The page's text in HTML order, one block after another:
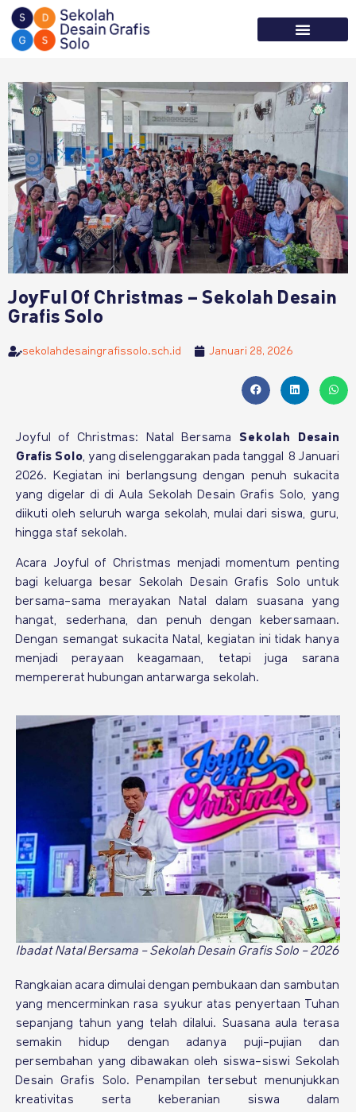
JoyFul Of Christmas – Sekolah Desain
Grafis Solo
sekolahdesaingrafissolo.sch.id Januari 28, 2026
Joyful of Christmas: Natal Bersama Sekolah Desain
Grafis Solo, yang diselenggarakan pada tanggal 8 Januari
2026. Kegiatan ini berlangsung dengan penuh sukacita
yang digelar di di Aula Sekolah Desain Grafis Solo, yang
diikuti oleh seluruh warga sekolah, mulai dari siswa, guru,
hingga staf sekolah.
Acara Joyful of Christmas menjadi momentum penting
bagi keluarga besar Sekolah Desain Grafis Solo untuk
bersama-sama merayakan Natal dalam suasana yang
hangat, sederhana, dan penuh dengan kebersamaan.
Dengan semangat sukacita Natal, kegiatan ini tidak hanya
menjadi perayaan keagamaan, tetapi juga sarana
mempererat hubungan antarwarga sekolah.
Ibadat Natal Bersama - Sekolah Desain Grafis Solo - 2026
Rangkaian acara dimulai dengan pembukaan dan sambutan
yang mencerminkan rasa syukur atas penyertaan Tuhan
sepanjang tahun yang telah dilalui. Suasana aula terasa
semakin hidup dengan adanya puji-pujian dan
persembahan yang dibawakan oleh siswa-siswi Sekolah
Desain Grafis Solo. Penampilan tersebut menunjukkan
kreativitas serta keberanian siswa dalam